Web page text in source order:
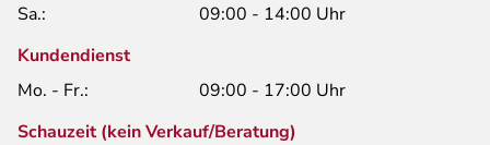
Sa.:
09:00 - 14:00 Uhr
Kundendienst
Mo. - Fr.:
09:00 - 17:00 Uhr
Schauzeit (kein Verkauf/Beratung)